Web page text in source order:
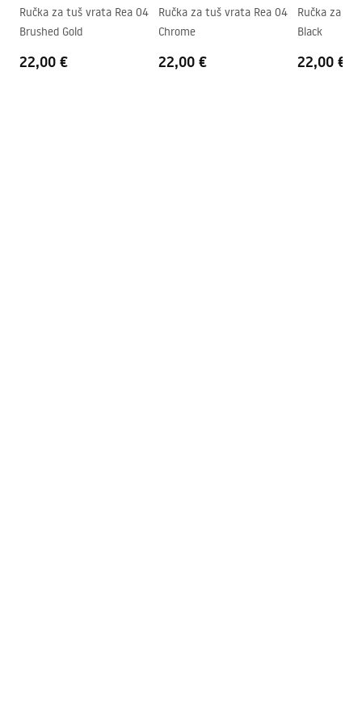
Razmak priključaka
150
Jamstvo
24 mjeseca
shower_set.pdf
Ručka za tuš vrata Rea 04
Brushed Gold
22,00 €
Ručka za tuš vrata Rea 04
Chrome
22,00 €
Ručka za
Black
22,00 €